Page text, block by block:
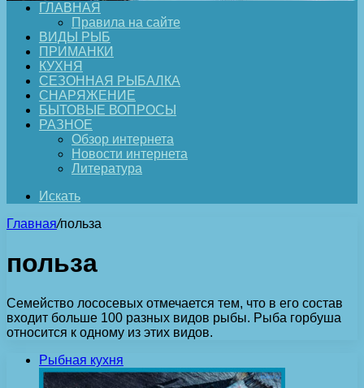
ГЛАВНАЯ
Правила на сайте
ВИДЫ РЫБ
ПРИМАНКИ
КУХНЯ
СЕЗОННАЯ РЫБАЛКА
СНАРЯЖЕНИЕ
БЫТОВЫЕ ВОПРОСЫ
РАЗНОЕ
Обзор интернета
Новости интернета
Литература
Искать
Главная/польза
польза
Семейство лососевых отмечается тем, что в его состав
входит больше 100 разных видов рыбы. Рыба горбуша
относится к одному из этих видов.
Рыбная кухня